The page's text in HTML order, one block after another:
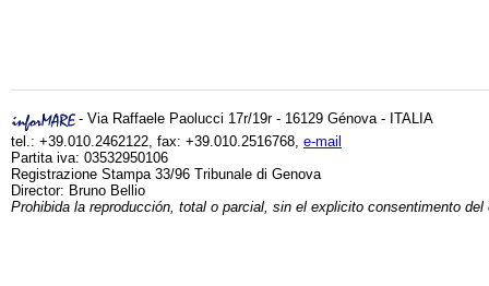
- Via Raffaele Paolucci 17r/19r - 16129 Génova - ITALIA
tel.: +39.010.2462122, fax: +39.010.2516768, e-mail
Partita iva: 03532950106
Registrazione Stampa 33/96 Tribunale di Genova
Director: Bruno Bellio
Prohibida la reproducción, total o parcial, sin el explicito consentimento del